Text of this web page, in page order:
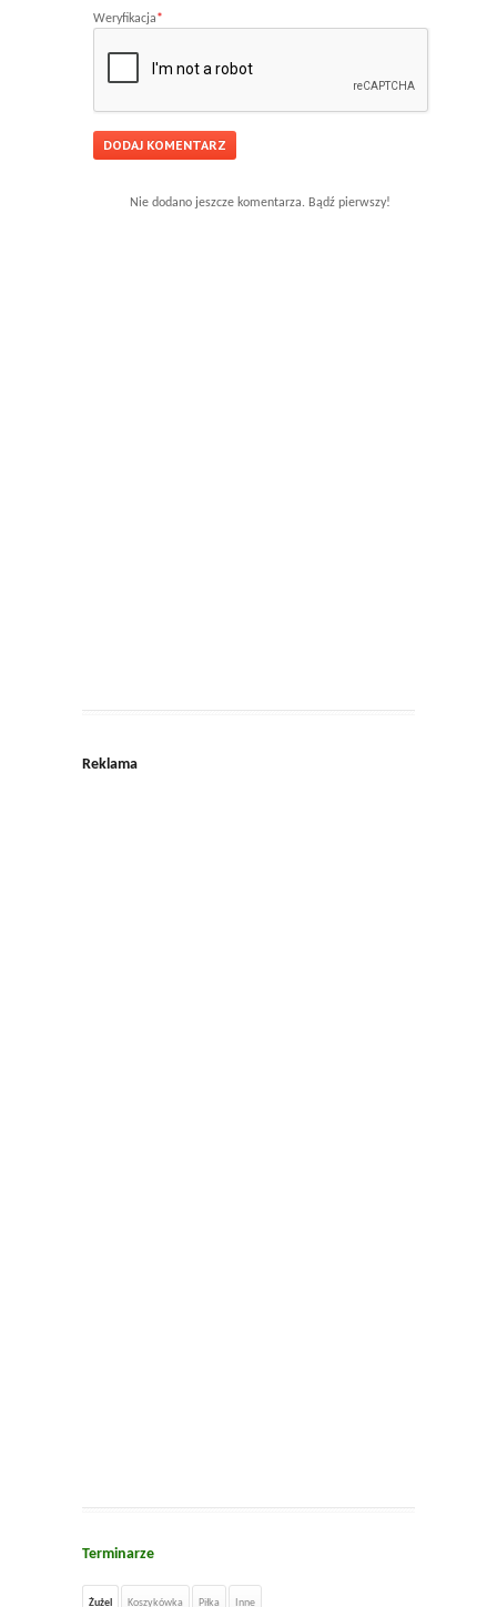
Weryfikacja*
Nie dodano jeszcze komentarza. Bądź pierwszy!
Reklama
Terminarze
Żużel Koszykówka Piłka Inne